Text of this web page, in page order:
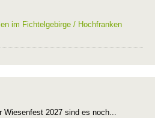
im Fichtelgebirge / Hochfranken
Wiesenfest 2027 sind es noch...